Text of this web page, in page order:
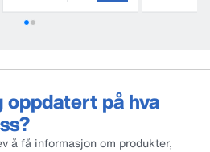
på hva
å få informasjon om produkter,